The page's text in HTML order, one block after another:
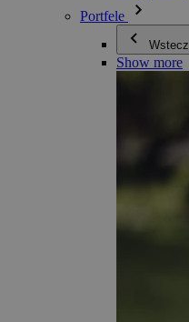
Portfele
Wstecz
Show more